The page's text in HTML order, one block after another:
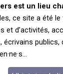
est un lieu
ce site a été le
et d’activités,
écrivains publics,